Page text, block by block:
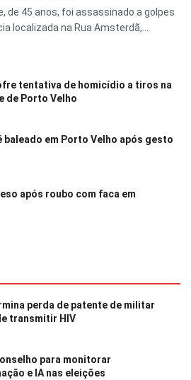
de 45 anos, foi assassinado a golpes
localizada na Rua Amsterdã,...
tentativa de homicídio a tiros na
de Porto Velho
baleado em Porto Velho após gesto
após roubo com faca em
perda de patente de militar
transmitir HIV
para monitorar
e IA nas eleições